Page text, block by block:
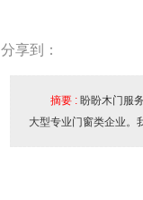
分享到：
摘要 : 盼盼木门服
大型专业门窗类企业。